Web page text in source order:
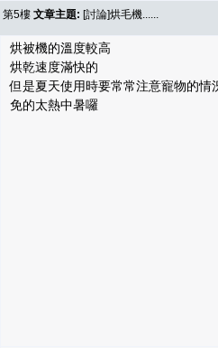
第5樓 文章主題: [討論]烘毛機......
烘被機的溫度較高
烘乾速度滿快的
但是夏天使用時要常常注意寵物的情
免的太熱中暑囉